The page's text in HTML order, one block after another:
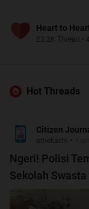
Heart to
23.2K Thread •
Hot Threads
Citizen
amekachi •
Ngeri! Polisi
Sekolah